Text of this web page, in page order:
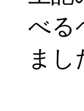
べる
まし